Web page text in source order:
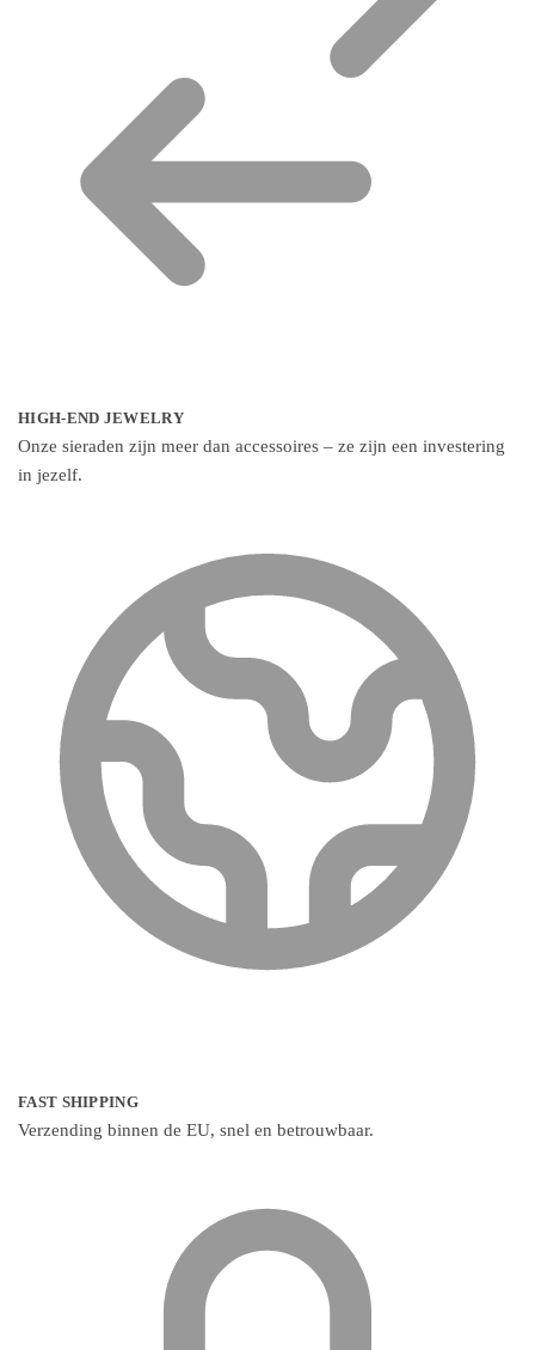
HIGH-END JEWELRY
Onze sieraden zijn meer dan accessoires – ze zijn een investering
in jezelf.
FAST SHIPPING
Verzending binnen de EU, snel en betrouwbaar.